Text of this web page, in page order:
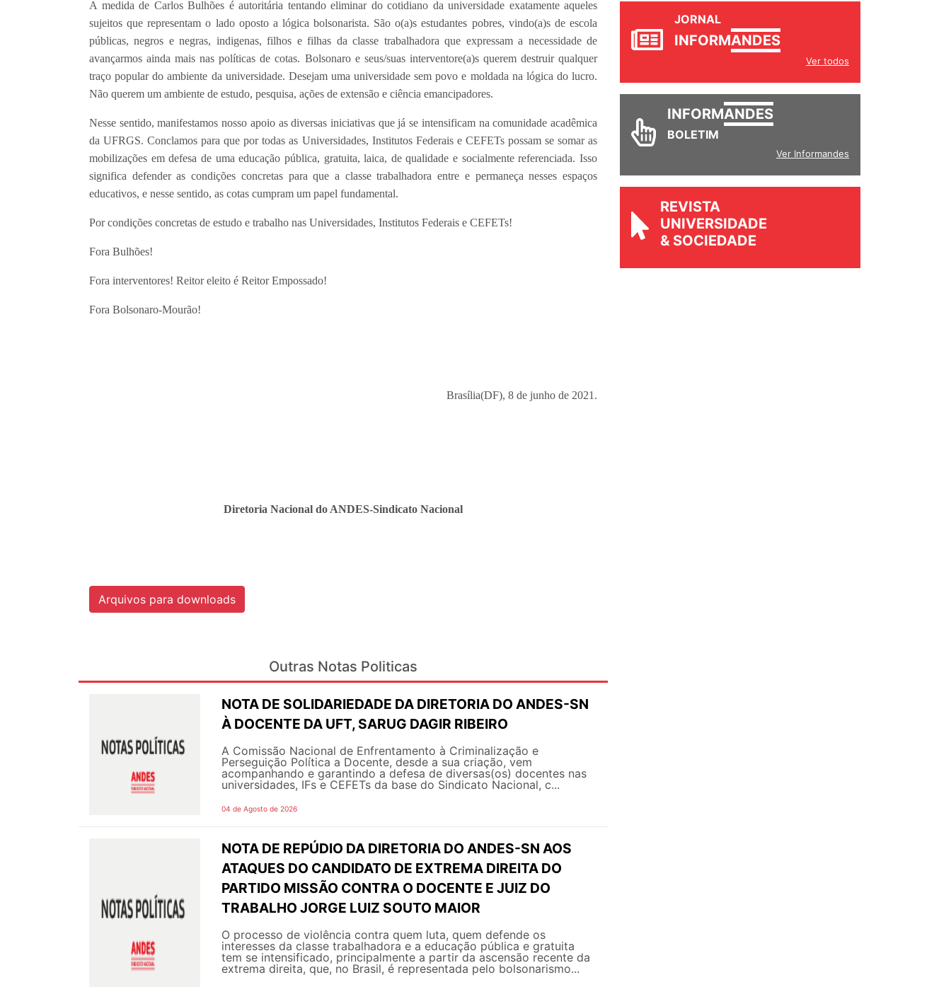
A medida de Carlos Bulhões é autoritária tentando eliminar do cotidiano da universidade exatamente aqueles
sujeitos que representam o lado oposto a lógica bolsonarista. São o(a)s estudantes pobres, vindo(a)s de escola
públicas, negros e negras, indigenas, filhos e filhas da classe trabalhadora que expressam a necessidade de
avançarmos ainda mais nas políticas de cotas. Bolsonaro e seus/suas interventore(a)s querem destruir qualquer
traço popular do ambiente da universidade. Desejam uma universidade sem povo e moldada na lógica do lucro.
Não querem um ambiente de estudo, pesquisa, ações de extensão e ciência emancipadores.
Nesse sentido, manifestamos nosso apoio as diversas iniciativas que já se intensificam na comunidade acadêmica
da UFRGS. Conclamos para que por todas as Universidades, Institutos Federais e CEFETs possam se somar as
mobilizações em defesa de uma educação pública, gratuita, laica, de qualidade e socialmente referenciada. Isso
significa defender as condições concretas para que a classe trabalhadora entre e permaneça nesses espaços
educativos, e nesse sentido, as cotas cumpram um papel fundamental.
Por condições concretas de estudo e trabalho nas Universidades, Institutos Federais e CEFETs!
Fora Bulhões!
Fora interventores! Reitor eleito é Reitor Empossado!
Fora Bolsonaro-Mourão!
Brasília(DF), 8 de junho de 2021.
Diretoria Nacional do ANDES-Sindicato Nacional
Arquivos para downloads
Outras Notas Politicas
NOTA DE SOLIDARIEDADE DA DIRETORIA DO ANDES-SN
À DOCENTE DA UFT, SARUG DAGIR RIBEIRO
A Comissão Nacional de Enfrentamento à Criminalização e
Perseguição Política a Docente, desde a sua criação, vem
acompanhando e garantindo a defesa de diversas(os) docentes nas
universidades, IFs e CEFETs da base do Sindicato Nacional, c...
04 de Agosto de 2026
NOTA DE REPÚDIO DA DIRETORIA DO ANDES-SN AOS
ATAQUES DO CANDIDATO DE EXTREMA DIREITA DO
PARTIDO MISSÃO CONTRA O DOCENTE E JUIZ DO
TRABALHO JORGE LUIZ SOUTO MAIOR
O processo de violência contra quem luta, quem defende os
interesses da classe trabalhadora e a educação pública e gratuita
tem se intensificado, principalmente a partir da ascensão recente da
extrema direita, que, no Brasil, é representada pelo bolsonarismo...
JORNAL
Ver todos
INFORM
Ver Informandes
REVISTA
UNIVERSIDADE